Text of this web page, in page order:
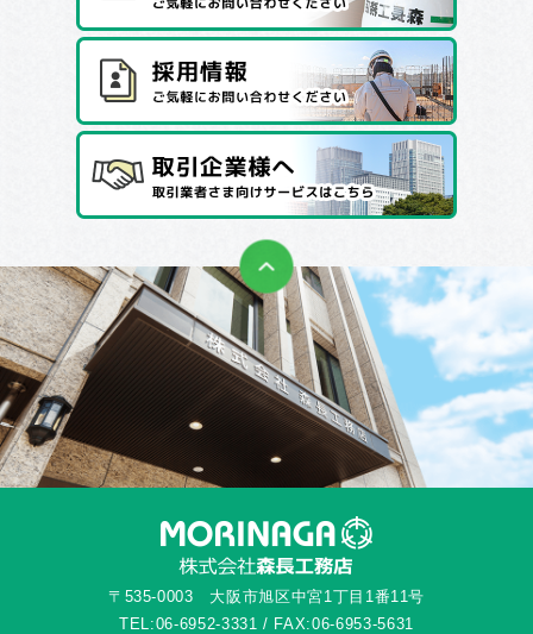
〒535-0003 大阪市旭区中宮1丁目1番11号
TEL:06-6952-3331 / FAX:06-6953-5631